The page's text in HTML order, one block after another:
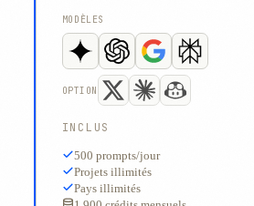
MODÈLES
OPTION
INCLUS
500 prompts/jour
Projets illimités
Pays illimités